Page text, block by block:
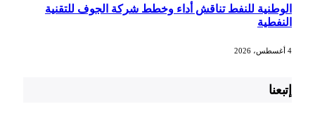
الوطنية للنفط تناقش أداء وخطط شركة الجوف للتقنية
النفطية
إتبعنا